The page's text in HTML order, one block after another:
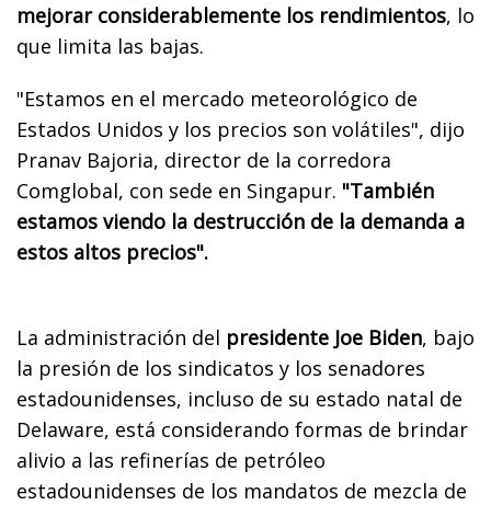
mejorar considerablemente los rendimientos, lo
que limita las bajas.
"Estamos en el mercado meteorológico de
Estados Unidos y los precios son volátiles", dijo
Pranav Bajoria, director de la corredora
Comglobal, con sede en Singapur. "También
estamos viendo la destrucción de la demanda a
estos altos precios".
La administración del presidente Joe Biden, bajo
la presión de los sindicatos y los senadores
estadounidenses, incluso de su estado natal de
Delaware, está considerando formas de brindar
alivio a las refinerías de petróleo
estadounidenses de los mandatos de mezcla de